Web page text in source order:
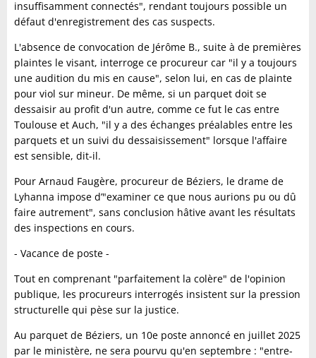
insuffisamment connectés", rendant toujours possible un
défaut d'enregistrement des cas suspects.
L'absence de convocation de Jérôme B., suite à de premières
plaintes le visant, interroge ce procureur car "il y a toujours
une audition du mis en cause", selon lui, en cas de plainte
pour viol sur mineur. De même, si un parquet doit se
dessaisir au profit d'un autre, comme ce fut le cas entre
Toulouse et Auch, "il y a des échanges préalables entre les
parquets et un suivi du dessaisissement" lorsque l'affaire
est sensible, dit-il.
Pour Arnaud Faugère, procureur de Béziers, le drame de
Lyhanna impose d’"examiner ce que nous aurions pu ou dû
faire autrement", sans conclusion hâtive avant les résultats
des inspections en cours.
- Vacance de poste -
Tout en comprenant "parfaitement la colère" de l'opinion
publique, les procureurs interrogés insistent sur la pression
structurelle qui pèse sur la justice.
Au parquet de Béziers, un 10e poste annoncé en juillet 2025
par le ministère, ne sera pourvu qu'en septembre : "entre-